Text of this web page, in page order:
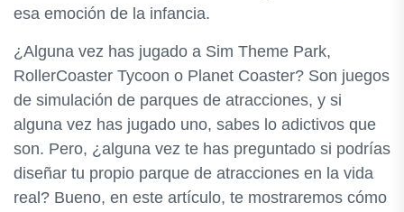
esa emoción de la infancia.
¿Alguna vez has jugado a Sim Theme Park,
RollerCoaster Tycoon o Planet Coaster? Son juegos
de simulación de parques de atracciones, y si
alguna vez has jugado uno, sabes lo adictivos que
son. Pero, ¿alguna vez te has preguntado si podrías
diseñar tu propio parque de atracciones en la vida
real? Bueno, en este artículo, te mostraremos cómo